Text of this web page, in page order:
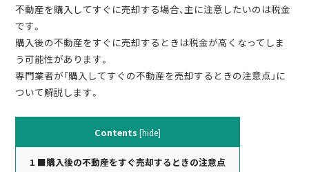
不動産を購入してすぐに売却する場合、主に注意したいのは税金
です。
購入後の不動産をすぐに売却するときは税金が高くなってしま
う可能性があります。
専門業者が「購入してすぐの不動産を売却するときの注意点」に
ついて解説します。
Contents [hide]
1 ■購入後の不動産をすぐ売却するときの注意点